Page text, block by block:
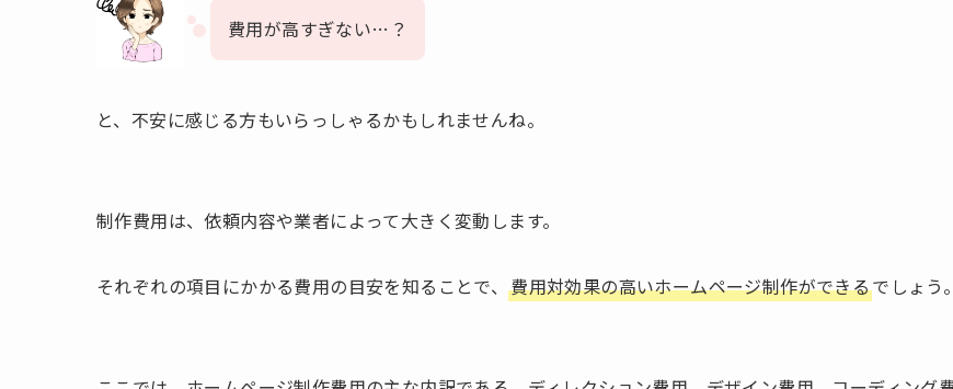
費用が高すぎない…？
と、不安に感じる方もいらっしゃるかもしれませんね。
制作費用は、依頼内容や業者によって大きく変動します。
それぞれの項目にかかる費用の目安を知ることで、費用対効果の高いホームページ制作ができるでしょう。